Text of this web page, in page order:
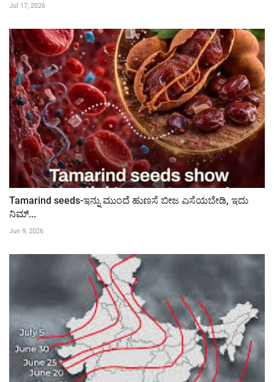
Jul 17, 2026
Tamarind seeds-ಇನ್ನು ಮುಂದೆ ಹುಣಸೆ ಬೀಜ ಎಸೆಯಬೇಡಿ, ಇದು
ನಿಮ್...
Jun 9, 2026